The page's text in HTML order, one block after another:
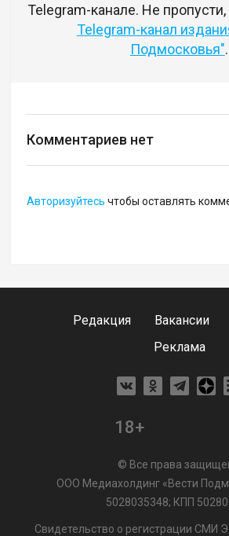
Telegram-канале. Не
Telegram-канал
Подмосковья".
Комментариев нет
Авторизуйтесь чтобы оставлять
Редакция Вакансии
Реклама
18+
© Все права
ООО Медиахолдинг «Вести
5028035348; КПП
Свидетельство о регистрации СМИ